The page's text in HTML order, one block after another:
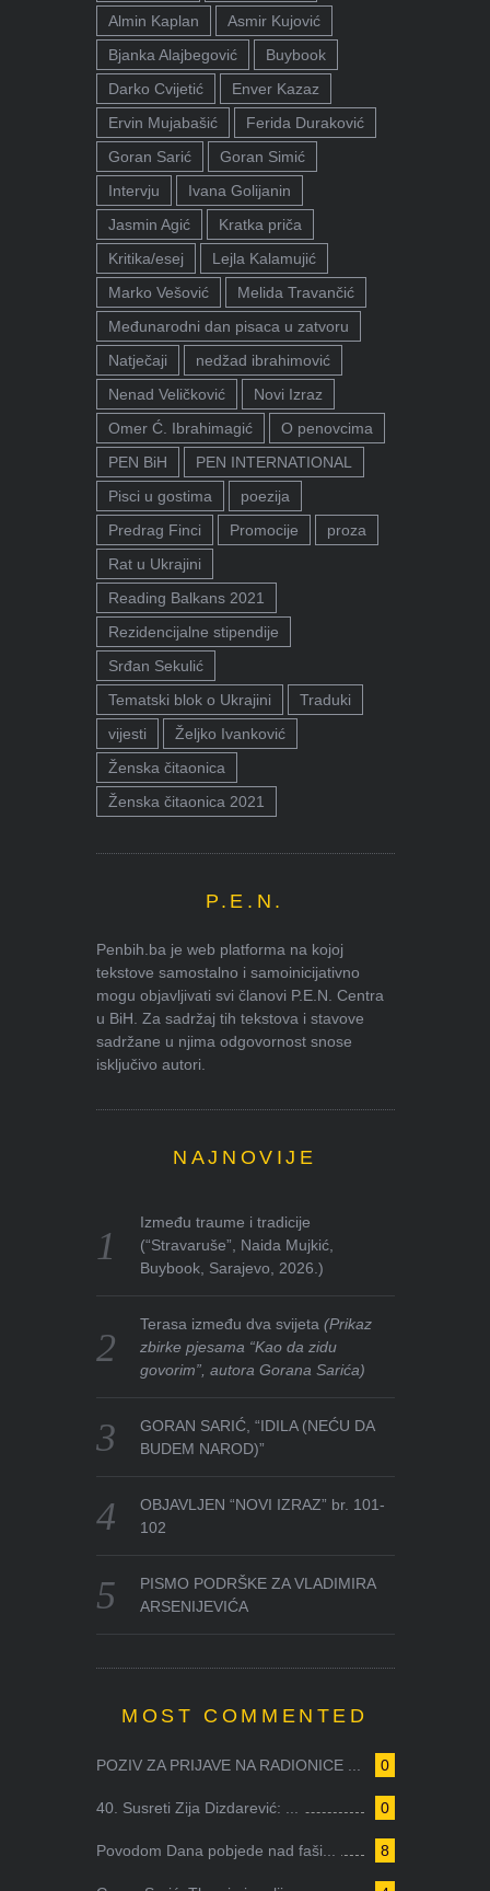
Almin Kaplan
Asmir Kujović
Bjanka Alajbegović
Buybook
Darko Cvijetić
Enver Kazaz
Ervin Mujabašić
Ferida Duraković
Goran Sarić
Goran Simić
Intervju
Ivana Golijanin
Jasmin Agić
Kratka priča
Kritika/esej
Lejla Kalamujić
Marko Vešović
Melida Travančić
Međunarodni dan pisaca u zatvoru
Natječaji
nedžad ibrahimović
Nenad Veličković
Novi Izraz
Omer Ć. Ibrahimagić
O penovcima
PEN BiH
PEN INTERNATIONAL
Pisci u gostima
poezija
Predrag Finci
Promocije
proza
Rat u Ukrajini
Reading Balkans 2021
Rezidencijalne stipendije
Srđan Sekulić
Tematski blok o Ukrajini
Traduki
vijesti
Željko Ivanković
Ženska čitaonica
Ženska čitaonica 2021
P.E.N.
Penbih.ba je web platforma na kojoj
tekstove samostalno i samoinicijativno
mogu objavljivati svi članovi P.E.N. Centra
u BiH. Za sadržaj tih tekstova i stavove
sadržane u njima odgovornost snose
isključivo autori.
NAJNOVIJE
Između traume i tradicije
(“Stravaruše”, Naida Mujkić,
Buybook, Sarajevo, 2026.)
Terasa između dva svijeta(Prikaz
zbirke pjesama “Kao da zidu
govorim”, autora Gorana Sarića)
GORAN SARIĆ, “IDILA (NEĆU DA
BUDEM NAROD)”
OBJAVLJEN “NOVI IZRAZ” br. 101-
102
PISMO PODRŠKE ZA VLADIMIRA
ARSENIJEVIĆA
MOST COMMENTED
0
POZIV ZA PRIJAVE NA RADIONICE ...
0
40. Susreti Zija Dizdarević: ...
8
Povodom Dana pobjede nad faši...